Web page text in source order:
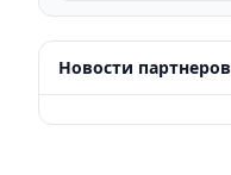
Новости партнеров